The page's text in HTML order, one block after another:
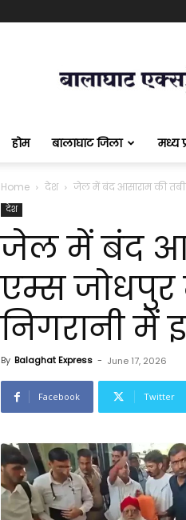
एक्सप्रेस
होम बालाघाट जिला मध्य
Home देश जेल में बंद आसाराम की
देश
जेल में बंद
एम्स जोधपुर
निगरानी में
By Balaghat Express - June 17, 2026
Facebook Twitter